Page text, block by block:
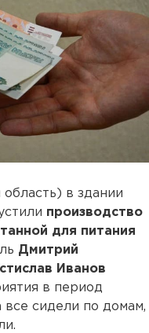
в здании
производство
для питания
Дмитрий
Иванов
в период
все сидели по домам,